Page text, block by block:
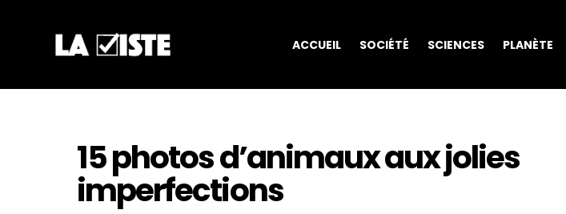
ACCUEIL SOCIÉTÉ SCIENCES PLANÈTE
15 photos d’animaux aux jolies
imperfections